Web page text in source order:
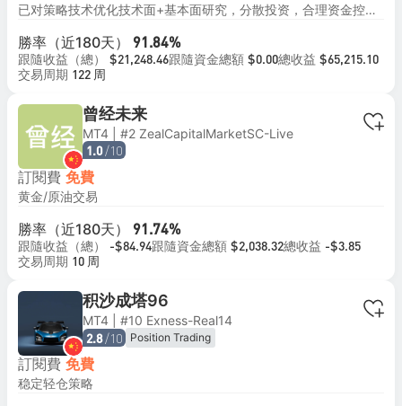
已对策略技术优化技术面+基本面研究，分散投资，合理资金控管，确认方向布局进场，捕捉波段利润，小资金2000起跟单建议0.1倍起自主跟随。不支持私自加仓或多信号同时跟单！努力进步中不交流不探讨客观理性对待！遵循自己系统出现信号就买，给出信号就卖。有标准就有答案收益期望值30+%欢迎共襄盛举
勝率（近180天） 91.84%
跟隨收益（總） $21,248.46跟隨資金總額 $0.00總收益 $65,215.10
交易周期 122 周
曾经未来
MT4 | #2 ZealCapitalMarketSC-Live
1.0 /10
訂閱費 免費
黄金/原油交易
勝率（近180天） 91.74%
跟隨收益（總） -$84.94跟隨資金總額 $2,038.32總收益 -$3.85
交易周期 10 周
积沙成塔96
MT4 | #10 Exness-Real14
2.8 /10 Position Trading
訂閱費 免費
稳定轻仓策略